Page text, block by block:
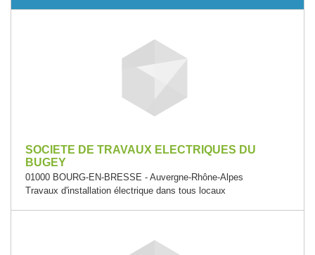
SOCIETE DE TRAVAUX ELECTRIQUES DU
BUGEY
01000 BOURG-EN-BRESSE - Auvergne-Rhône-Alpes
Travaux d'installation électrique dans tous locaux